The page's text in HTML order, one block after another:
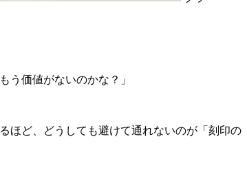
う価値がないのかな？」
ほど、どうしても避けて通れないのが「刻印の